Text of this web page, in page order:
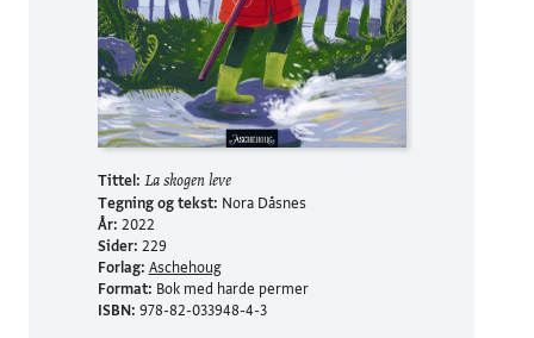
Tittel: La skogen leve
Tegning og tekst: Nora Dåsnes
År: 2022
Sider: 229
Forlag: Aschehoug
Format: Bok med harde permer
ISBN: 978-82-033948-4-3